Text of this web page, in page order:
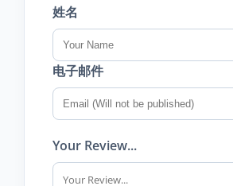
姓名
电子邮件
Your Review...